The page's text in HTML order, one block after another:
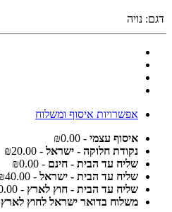
דגם: נויה
אפשרויות איסוף ומשלוח
איסוף עצמי - ₪0.00
נקודת חלוקה - ישראל - ₪20.00
שליח עד הבית - חינם - ₪0.00
שליח עד הבית - ישראל - ₪40.00
שליח עד הבית - חוץ לארץ - ₪120.00
משלוח בדואר ישראל לחוץ לארץ